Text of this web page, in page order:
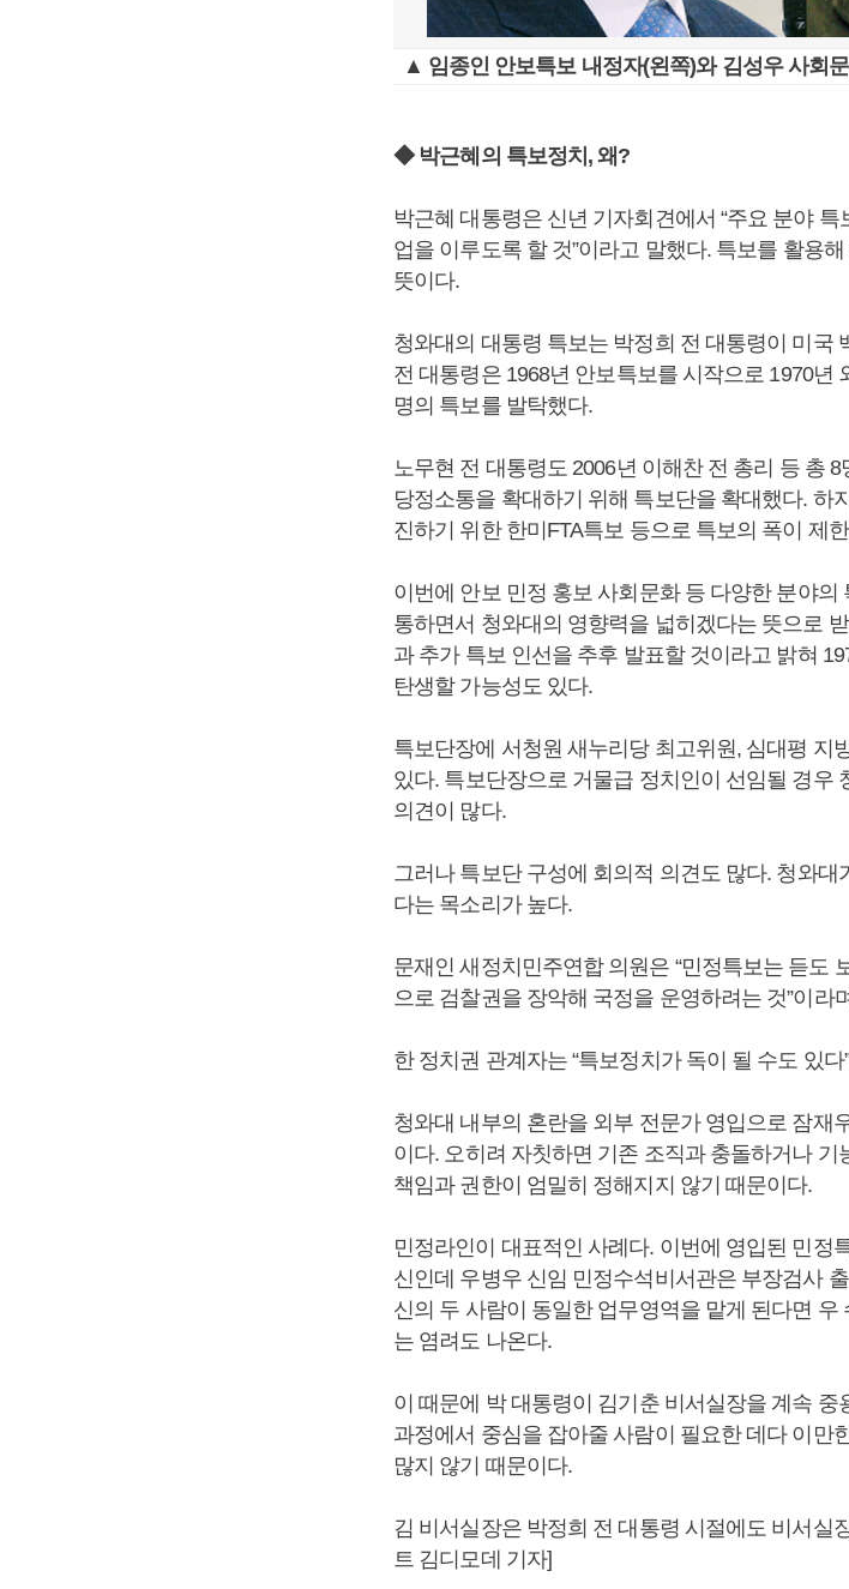
▲ 임종인 안보특보 내정자(왼쪽)와 김성우 사회
◆ 박근혜의 특보정치, 왜?
박근혜 대통령은 신년 기자회견에서 “주요 분야
업을 이루도록 할 것”이라고 말했다. 특보를 활용
뜻이다.
청와대의 대통령 특보는 박정희 전 대통령이 미국
전 대통령은 1968년 안보특보를 시작으로 1970년
명의 특보를 발탁했다.
노무현 전 대통령도 2006년 이해찬 전 총리 등 총
당정소통을 확대하기 위해 특보단을 확대했다. 하
진하기 위한 한미FTA특보 등으로 특보의 폭이 제
이번에 안보 민정 홍보 사회문화 등 다양한 분야
통하면서 청와대의 영향력을 넓히겠다는 뜻으로
과 추가 특보 인선을 추후 발표할 것이라고 밝혀
탄생할 가능성도 있다.
특보단장에 서청원 새누리당 최고위원, 심대평 지
있다. 특보단장으로 거물급 정치인이 선임될 경우
의견이 많다.
그러나 특보단 구성에 회의적 의견도 많다. 청와
다는 목소리가 높다.
문재인 새정치민주연합 의원은 “민정특보는 듣도
으로 검찰권을 장악해 국정을 운영하려는 것”이라
한 정치권 관계자는 “특보정치가 독이 될 수도 있
청와대 내부의 혼란을 외부 전문가 영입으로 잠재
이다. 오히려 자칫하면 기존 조직과 충돌하거나
책임과 권한이 엄밀히 정해지지 않기 때문이다.
민정라인이 대표적인 사례다. 이번에 영입된 민정
신인데 우병우 신임 민정수석비서관은 부장검사
신의 두 사람이 동일한 업무영역을 맡게 된다면
는 염려도 나온다.
이 때문에 박 대통령이 김기춘 비서실장을 계속
과정에서 중심을 잡아줄 사람이 필요한 데다 이만
많지 않기 때문이다.
김 비서실장은 박정희 전 대통령 시절에도 비서실
트 김디모데 기자]